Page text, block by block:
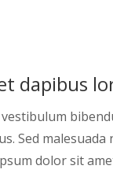
dapibus
Sed
dolor sit